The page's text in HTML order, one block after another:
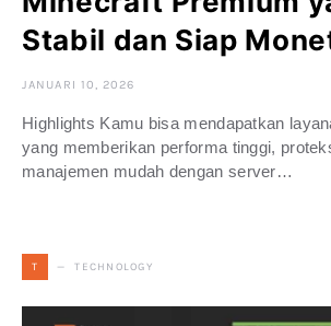
Stabil dan Siap
JANUARI 10, 2026
Highlights Kamu bisa mendapatkan
yang memberikan performa tinggi,
manajemen mudah dengan server…
T TECHNOLOGY